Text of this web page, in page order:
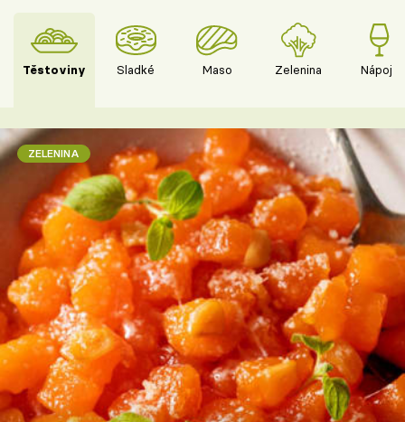
Těstoviny Sladké Maso Zelenina Nápoje
ZELENINA